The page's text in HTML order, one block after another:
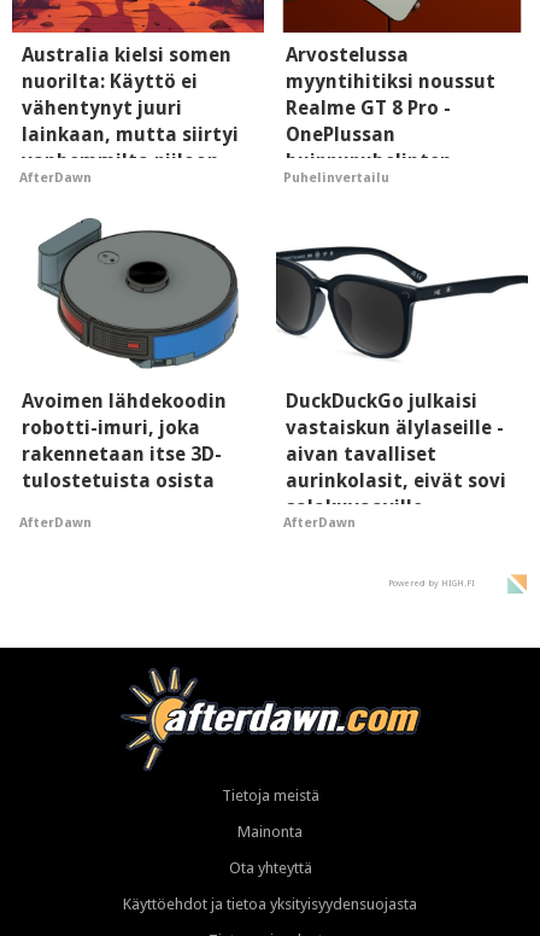
Australia kielsi somen
nuorilta: Käyttö ei
vähentynyt juuri
lainkaan, mutta siirtyi
vanhemmilta piiloon
AfterDawn
Arvostelussa
myyntihitiksi noussut
Realme GT 8 Pro -
OnePlussan
huippupuhelinten
"perillinen"
Puhelinvertailu
Avoimen lähdekoodin
robotti-imuri, joka
rakennetaan itse 3D-
tulostetuista osista
AfterDawn
DuckDuckGo julkaisi
vastaiskun älylaseille -
aivan tavalliset
aurinkolasit, eivät sovi
salakuvaaville
hyypiöille
AfterDawn
Powered by HIGH.FI
Tietoja meistä
Mainonta
Ota yhteyttä
Käyttöehdot ja tietoa yksityisyydensuojasta